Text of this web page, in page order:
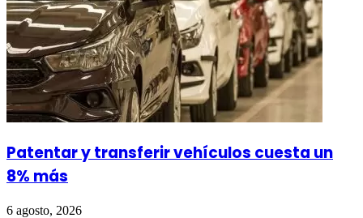
Patentar y transferir vehículos cuesta un
8% más
6 agosto, 2026